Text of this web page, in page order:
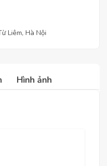
Liêm, Hà Nội
Hình ảnh